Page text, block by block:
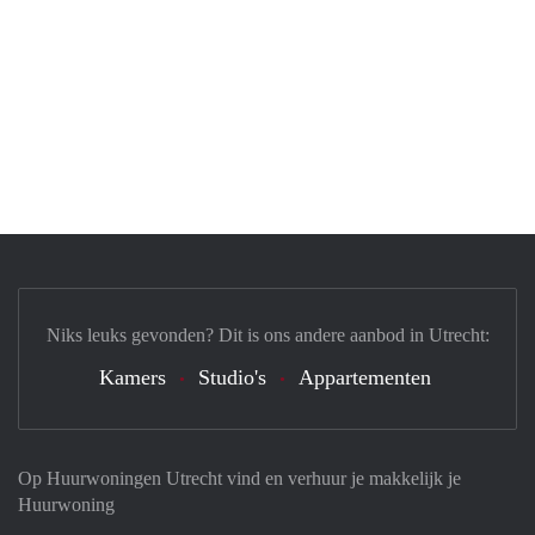
Op Huurwoningen Utrecht vind en verhuur je makkelijk je
Huurwoning
Niks leuks gevonden? Dit is ons andere aanbod in Utrecht:
Kamers Studio's Appartementen